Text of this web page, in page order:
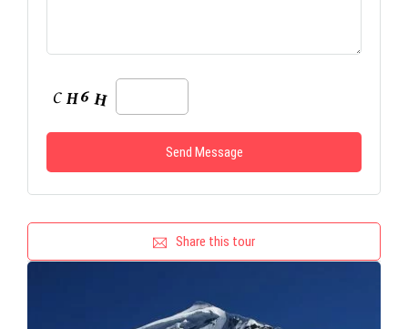
Share this tour